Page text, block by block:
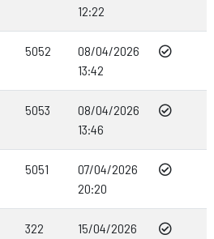
12:22
5052
08/04/2026
13:42
5053
08/04/2026
13:46
5051
07/04/2026
20:20
322
15/04/2026